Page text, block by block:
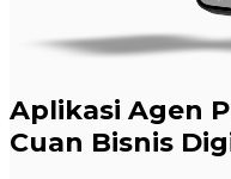
Aplikasi Agen
Cuan Bisnis